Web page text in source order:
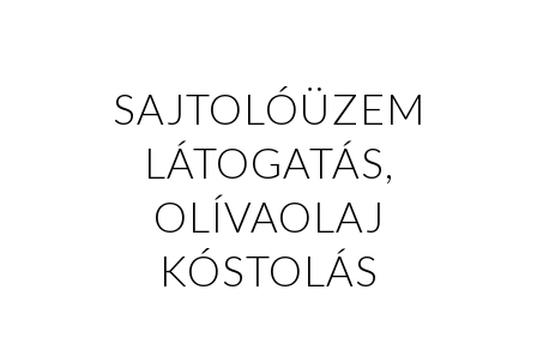
SAJTOLÓÜZEM
LÁTOGATÁS,
OLÍVAOLAJ
KÓSTOLÁS